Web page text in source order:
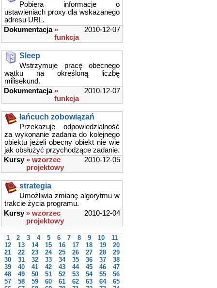
Pobiera informacje o
ustawieniach proxy dla wskazanego
adresu URL.
2010-12-07
Dokumentacja »
funkcja
Sleep
Wstrzymuje pracę obecnego
wątku na określoną liczbę
milisekund.
2010-12-07
Dokumentacja »
funkcja
łańcuch zobowiązań
Przekazuje odpowiedzialność
za wykonanie zadania do kolejnego
obiektu jeżeli obecny obiekt nie wie
jak obsłużyć przychodzące zadanie.
2010-12-05
Kursy » wzorzec
projektowy
strategia
Umożliwia zmianę algorytmu w
trakcie życia programu.
2010-12-04
Kursy » wzorzec
projektowy
1 2 3 4 5 6 7 8 9 10
11
12
13 14 15 16 17 18 19
20
21
22 23 24 25 26 27 28
29
30
31 32 33 34 35 36 37
38
39
40 41 42 43 44 45 46
47
48
49 50 51 52 53 54 55
56
57
58 59 60 61 62 63 64
65